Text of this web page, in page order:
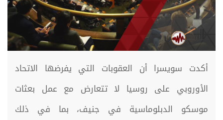
أكدت سويسرا أن العقوبات التي يفرضها الاتحاد
الأوروبي على روسيا لا تتعارض مع عمل بعثات
موسكو الدبلوماسية في جنيف، بما في ذلك